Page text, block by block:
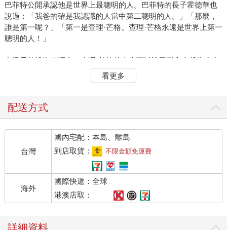
巴菲特公開承認他是世界上最聰明的人。巴菲特的長子霍德華也
說過：「我爸的確是我認識的人當中第二聰明的人。」「那麼，
誰是第一呢？」「第一是查理·芒格。查理·芒格永遠是世界上第一
聰明的人！」
在漫長的投資生涯中，查理·芒格的人生可以說已融入在投資之中
了，因此有人說：「投資是他的人生了」，而他卻說：「那，我
的人生呢！」言下之意是——「投資事業只是我人生的一部分，
類似這種機智問答處處可拾、不勝枚舉。因此，查理不但聰明，
出來的「人生關鍵詞」！你可以當做「投資名言」也可以當做
「人生金句」。
一、盲從
隨大流（跟大多數人的腳步）只會讓你更接近平均值。 ——這樣
你不會成為一個更出色的人。
二、快錢
渴望「一夜暴富」是一件相當危險的事。 ——如果只是執意賺取
財富，反而會失去更多。
盡量別犯愚蠢的錯誤，而不是盡量表現得很聰明。擁有長期優勢
看更多
配送方式
台灣
國內宅配：本島、離島
到店取貨：
不限金額免運費
海外
國際快遞：全球
港澳店取：
詳細資料